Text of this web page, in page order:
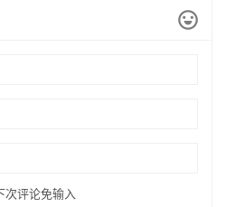
次评论免输入